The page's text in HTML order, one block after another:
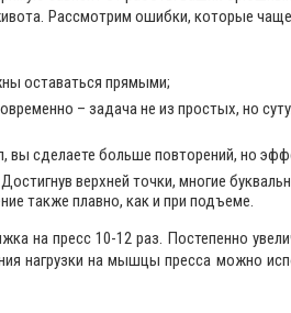
Рассмотрим ошибки, которые
оставаться прямыми;
– задача не из простых, но
сделаете больше повторений, но
верхней точки, многие
также плавно, как и при подъеме.
на пресс 10-12 раз. Постепенно
нагрузки на мышцы пресса можно